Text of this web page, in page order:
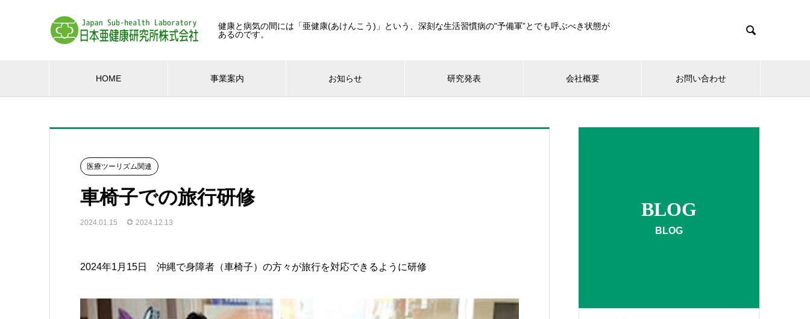
健康と病気の間には「亜健康(あけんこう)」という、深刻な生活習慣病の"予備軍”とでも呼ぶべき状態が
あるのです。

HOME 事業案内 お知らせ 研究発表 会社概要 お問い合わせ
BLOG
BLOG
医療ツーリズム関連
車椅子での旅行研修
2024.01.15 2024.12.13
2024年1月15日 沖縄で身障者（車椅子）の方々が旅行を対応できるように研修